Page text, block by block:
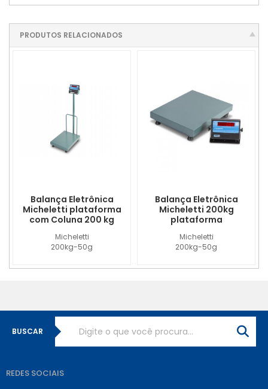
PRODUTOS RELACIONADOS
Micheletti
200kg-50g
Balança Eletrônica
Micheletti plataforma
com Coluna 200 kg
Micheletti
200kg-50g
Balança Eletrônica
Micheletti 200kg
plataforma
BUSCAR
REDES SOCIAIS